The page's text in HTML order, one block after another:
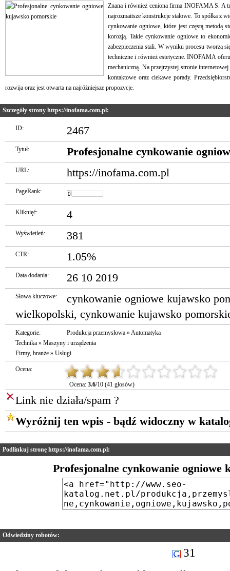
Znana i również ceniona firma INOFAMA S. A
najrozmaitsze konstrukcje stalowe. To spółka z
cynkowanie ogniowe, które jest częstą metodą
korozją. Takie cynkowanie ogniowe to
zabezpieczenia stali. W wyniku procesu tworzą
techniczne i również estetyczne. INOFAMA
mechaniczną. Na przejrzystej stronie
kontaktowe oraz ciekawe porady.
rozwija oraz jest otwarta na najróżniejsze propozycje.
Szczegóły strony https://inofama.com.pl:
ID: 2467
Tytuł: Profesjonalne cynkowanie
URL: https://inofama.com.pl
PageRank:
Kliknięć: 4
Wyświetleń: 381
CTR: 1.05%
Data dodania: 26 10 2019
Słowa kluczowe:
cynkowanie ogniowe kujawsko
wielkopolski, cynkowanie kujawsko
Kategorie: Produkcja przemysłowa »Automatyka
Technika » Maszyny i urządzenia
Firmy, branże » Usługi
Ocena:
Ocena: 3.6/10 (41 głosów)
Link nie działa/spam ?
Wyróżnij ten wpis - bądź widoczny w
Podlinkuj stronę https://inofama.com.pl:
Profesjonalne cynkowanie ogniowe
Odwiedziny robotów:
31